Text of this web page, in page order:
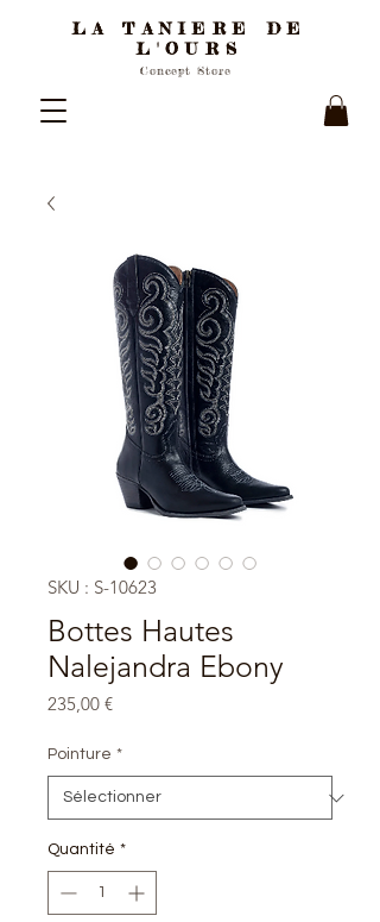
LA TANIERE DE
L'OURS
Concept Store
SKU : S-10623
Bottes Hautes
Nalejandra Ebony
235,00 €Prix
Pointure *
Quantité *